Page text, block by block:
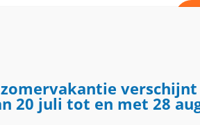
verschijnt
20 juli tot en met 28